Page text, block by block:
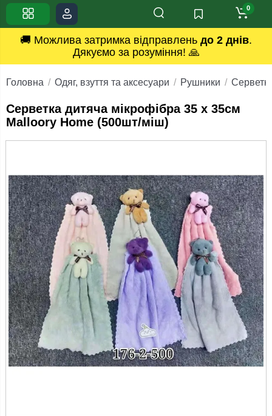
🚚 Можлива затримка відправлень до 2 днів.
Дякуємо за розуміння! 🙏
0
Головна Одяг, взуття та аксесуари Рушники
Серветка дитяча мікрофібра 35 x 35см
Malloory Home (500шт/міш)